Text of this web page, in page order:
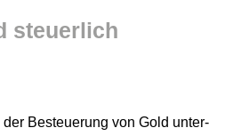
steuer­lich
Besteuerung von Gold unter­